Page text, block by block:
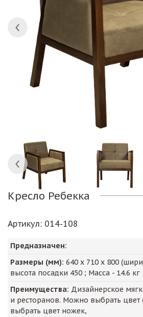
Кресло Ребекка
Артикул: 014-108
Предназначен:
Размеры (мм): 640 х 710 х 800
высота посадки 450 ; Масса - 14.6 кг
Преимущества: Дизайнерское
и ресторанов. Можно выбрать
выбрать цвет ножек,